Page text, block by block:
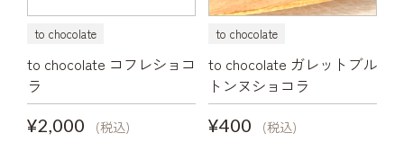
to chocolate
to chocolate コフレショコ
ラ
¥2,000
(税込)
to chocolate
to chocolate ガレットブル
トンヌショコラ
¥400
(税込)